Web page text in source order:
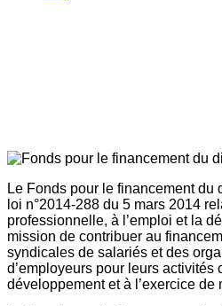
Le Fonds pour le financement du
loi n°2014-288 du 5 mars 2014
professionnelle, à l’emploi et la
mission de contribuer au
syndicales de salariés et des
d’employeurs pour leurs activités
développement et à l’exercice de